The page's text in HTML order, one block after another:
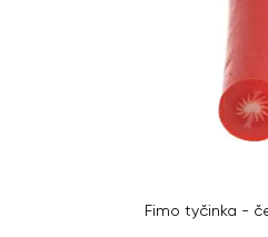
Fimo tyčinka -